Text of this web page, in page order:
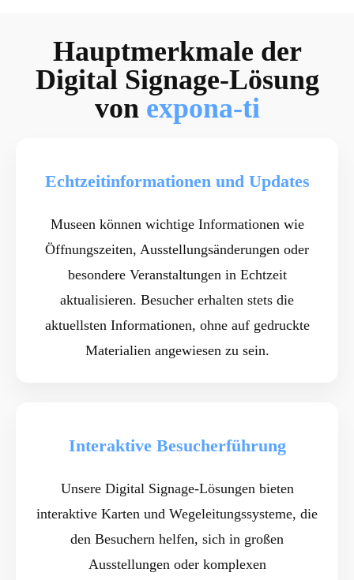
Hauptmerkmale der
Digital Signage-Lösung
von expona-ti
Echtzeitinformationen und Updates
Museen können wichtige Informationen wie
Öffnungszeiten, Ausstellungsänderungen oder
besondere Veranstaltungen in Echtzeit
aktualisieren. Besucher erhalten stets die
aktuellsten Informationen, ohne auf gedruckte
Materialien angewiesen zu sein.
Interaktive Besucherführung
Unsere Digital Signage-Lösungen bieten
interaktive Karten und Wegeleitungssysteme, die
den Besuchern helfen, sich in großen
Ausstellungen oder komplexen